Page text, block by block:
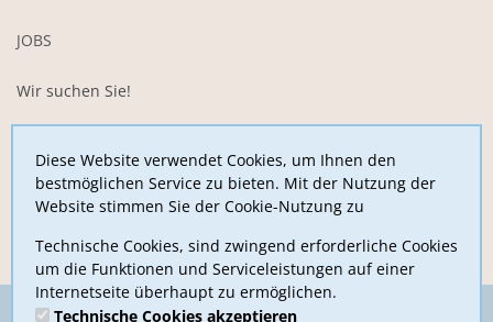
JOBS
Wir suchen Sie!
begeisterungsfähig und belastbar und möchten uns mit Ihrer
Arbeitskraft unterstützen?
Diese Website verwendet Cookies, um Ihnen den
bestmöglichen Service zu bieten. Mit der Nutzung der
Website stimmen Sie der Cookie-Nutzung zu
Technische Cookies, sind zwingend erforderliche Cookies
um die Funktionen und Serviceleistungen auf einer
Internetseite überhaupt zu ermöglichen.
Technische Cookies akzeptieren